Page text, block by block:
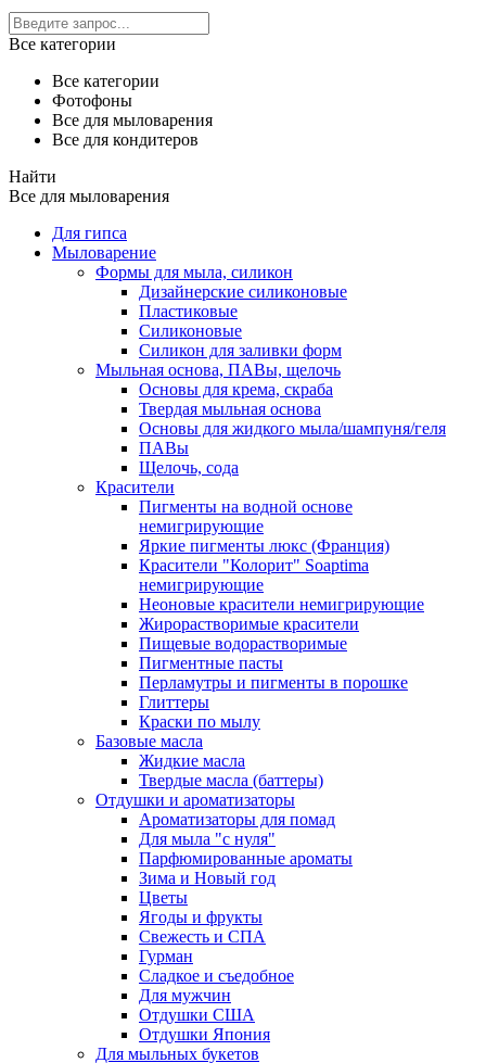
Все категории
Все категории
Фотофоны
Все для мыловарения
Все для кондитеров
Найти
Все для мыловарения
Для гипса
Мыловарение
Формы для мыла, силикон
Дизайнерские силиконовые
Пластиковые
Силиконовые
Силикон для заливки форм
Мыльная основа, ПАВы, щелочь
Основы для крема, скраба
Твердая мыльная основа
Основы для жидкого мыла/шампуня/геля
ПАВы
Щелочь, сода
Красители
Пигменты на водной основе
немигрирующие
Яркие пигменты люкс (Франция)
Красители "Колорит" Soaptima
немигрирующие
Неоновые красители немигрирующие
Жирорастворимые красители
Пищевые водорастворимые
Пигментные пасты
Перламутры и пигменты в порошке
Глиттеры
Краски по мылу
Базовые масла
Жидкие масла
Твердые масла (баттеры)
Отдушки и ароматизаторы
Ароматизаторы для помад
Для мыла "с нуля"
Парфюмированные ароматы
Зима и Новый год
Цветы
Ягоды и фрукты
Свежесть и СПА
Гурман
Сладкое и съедобное
Для мужчин
Отдушки США
Отдушки Япония
Для мыльных букетов